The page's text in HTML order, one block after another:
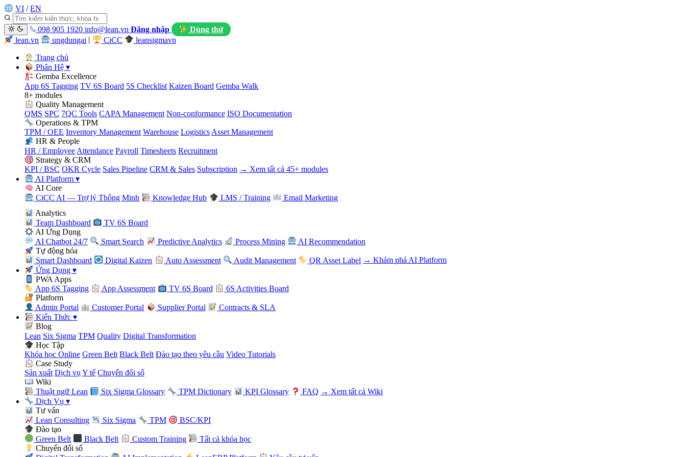
VI / EN
098 905 1920 info@lean.vn Đăng nhập
Dùng thử
lean.vn
ungdungai CiCC leansigmavn
Trang chủ
Phân Hệ▾
Gemba Excellence
App 6S Tagging TV 6S Board 5S Checklist Kaizen Board Gemba Walk
8+ modules
Quality Management
QMS SPC 7QC Tools CAPA Management Non-conformance ISO Documentation
Operations & TPM
TPM / OEE Inventory Management Warehouse LogisticsAsset Management
HR & People
HR / Employee Attendance Payroll Timesheets Recruitment
Strategy & CRM
KPI / BSC OKR Cycle Sales Pipeline CRM & Sales Subscription → Xem tất cả 45+ modules
AI Platform▾
AI Core
CiCC AI — Trợ lý Thông Minh
Knowledge Hub LMS / Training
Email Marketing
Analytics
Team Dashboard
TV 6S Board
AI Ứng Dụng
AI Chatbot 24/7
Smart Search Predictive Analytics Process Mining
AI Recommendation
Tự động hóa
Smart Dashboard
Digital Kaizen Auto Assessment Audit Management QR Asset Label → Khám phá AI Platform
Ứng Dụng▾
PWA Apps
App 6S Tagging
App Assessment TV 6S Board
6S Activities Board
Platform
Admin Portal
Customer Portal Supplier Portal
Contracts & SLA
Kiến Thức▾
Blog
Lean Six Sigma TPM Quality Digital Transformation
Học Tập
Khóa học Online Green Belt Black Belt Đào tạo theo yêu cầu Video Tutorials
Case Study
Sản xuất Dịch vụ Y tế Chuyển đổi số
Wiki
Thuật ngữ Lean
Six Sigma Glossary TPM Dictionary KPI Glossary FAQ → Xem tất cả Wiki
Dịch Vụ▾
Tư vấn
Lean Consulting
Six Sigma TPM
BSC/KPI
Đào tạo
Green Belt
Black Belt Custom Training
Tất cả khóa học
Chuyển đổi số